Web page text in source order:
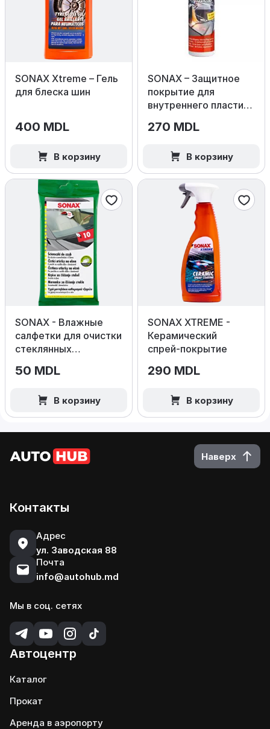
SONAX Xtreme – Гель
для блеска шин
400 MDL
В корзину
SONAX – Защитное
покрытие для
внутреннего пластика
270 MDL
В корзину
SONAX - Влажные
салфетки для очистки
стеклянных
50 MDL
В корзину
SONAX XTREME -
Керамический
спрей‑покрытие
290 MDL
В корзину
Наверх
Контакты
Адрес
ул. Заводская 88
Почта
info@autohub.md
Мы в соц. сетях
Автоцентр
Каталог
Прокат
Аренда в аэропорту